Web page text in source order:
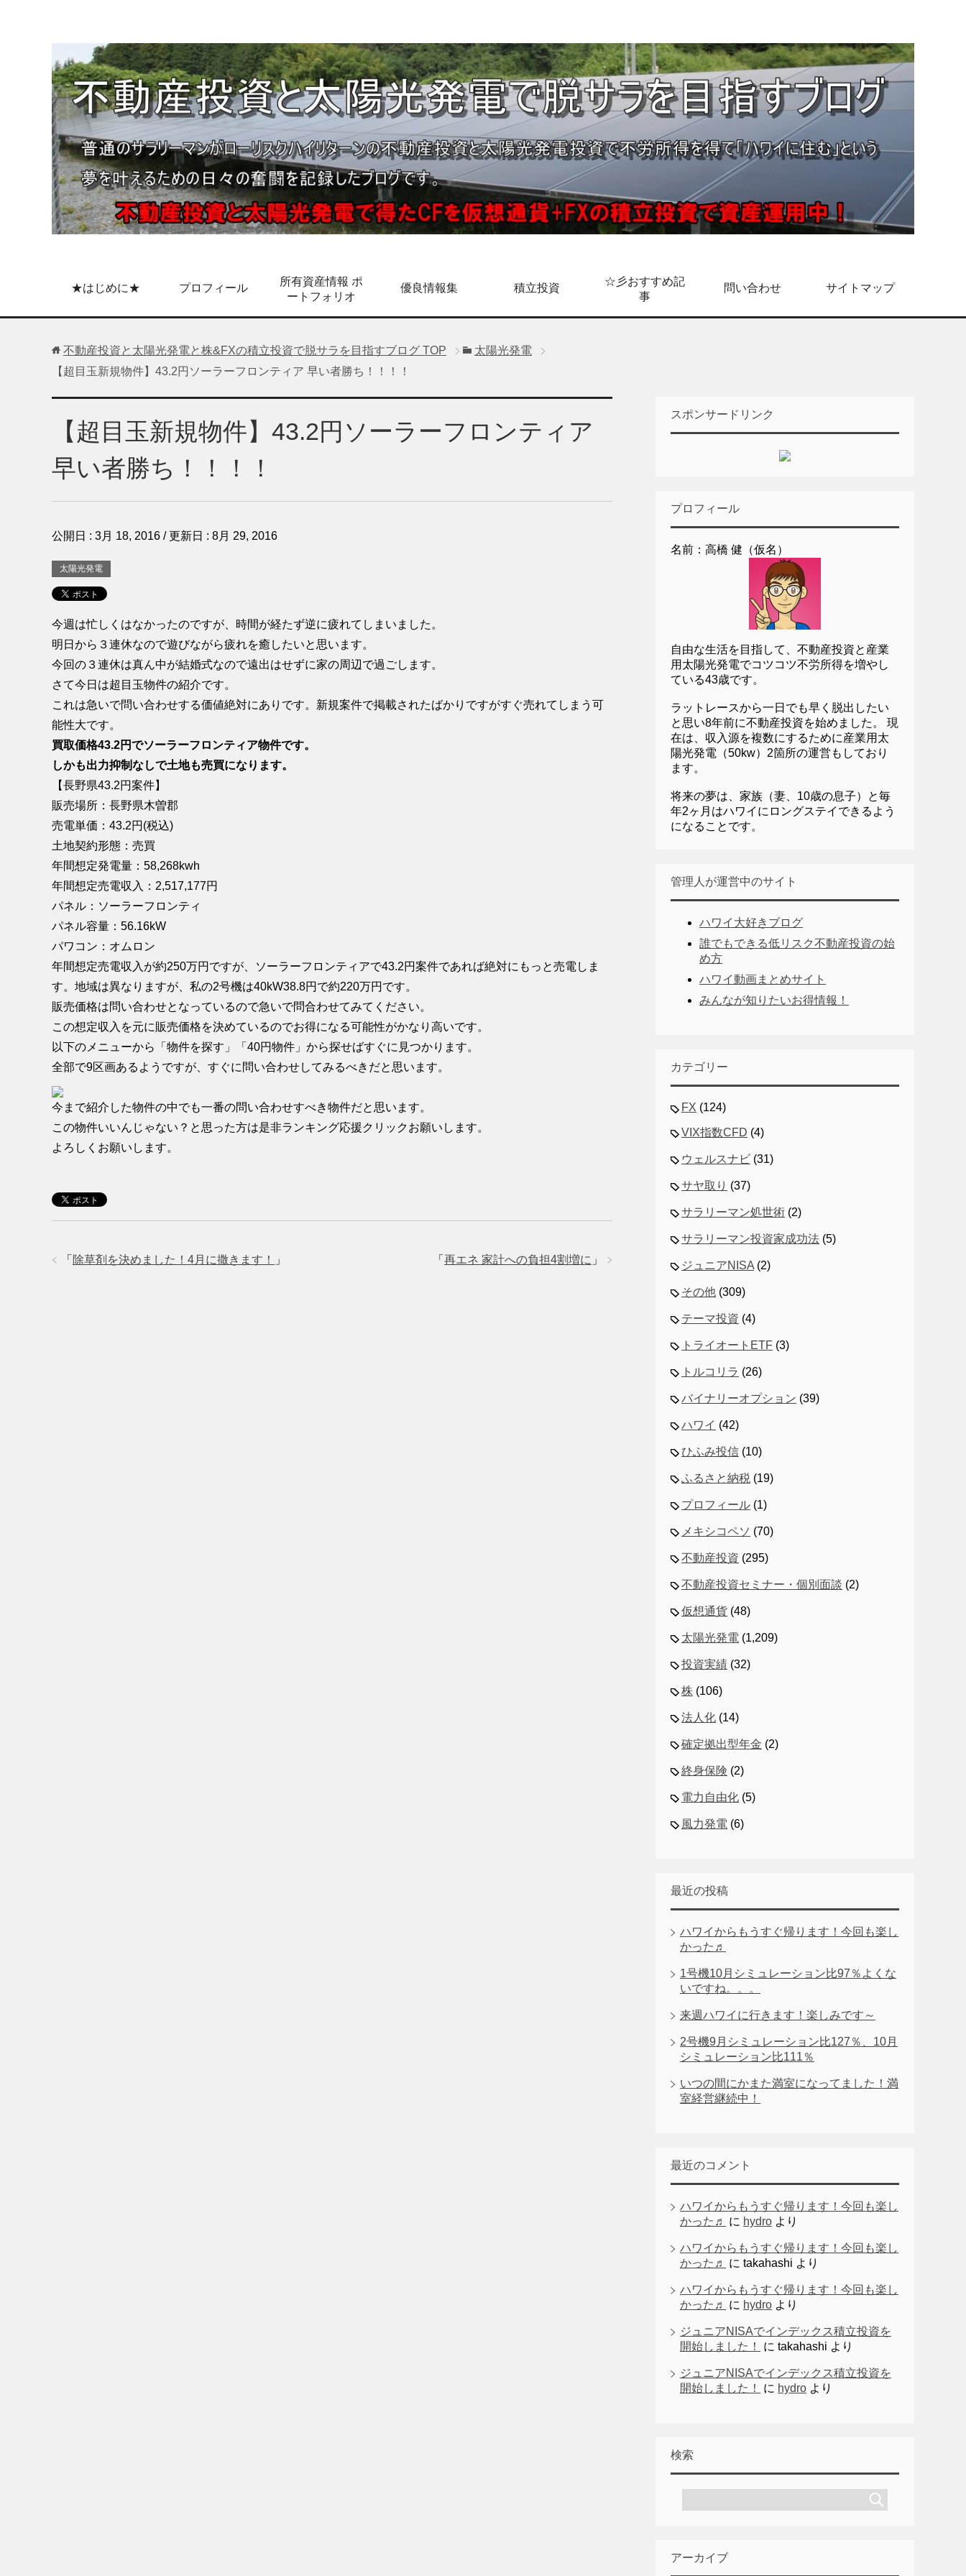
★はじめに★ プロフィール
所有資産情報 ポ
ートフォリオ
優良情報集 積立投資
☆彡おすすめ記
事
問い合わせ サイトマップ
不動産投資と太陽光発電と株&FXの積立投資で脱サラを目指すブログ TOP
太陽光発電
【超目玉新規物件】43.2円ソーラーフロンティア 早い者勝ち！！！！
【超目玉新規物件】43.2円ソーラーフロンティア
早い者勝ち！！！！
公開日 : 3月 18, 2016 / 更新日 : 8月 29, 2016
太陽光発電
今週は忙しくはなかったのですが、時間が経たず逆に疲れてしまいました。
明日から３連休なので遊びながら疲れを癒したいと思います。
今回の３連休は真ん中が結婚式なので遠出はせずに家の周辺で過ごします。
さて今日は超目玉物件の紹介です。
これは急いで問い合わせする価値絶対にありです。新規案件で掲載されたばかりですがすぐ売れてしまう可
能性大です。
買取価格43.2円でソーラーフロンティア物件です。
しかも出力抑制なしで土地も売買になります。
【長野県43.2円案件】
販売場所：長野県木曽郡
売電単価：43.2円(税込)
土地契約形態：売買
年間想定発電量：58,268kwh
年間想定売電収入：2,517,177円
パネル：ソーラーフロンティ
パネル容量：56.16kW
パワコン：オムロン
年間想定売電収入が約250万円ですが、ソーラーフロンティアで43.2円案件であれば絶対にもっと売電しま
す。地域は異なりますが、私の2号機は40kW38.8円で約220万円です。
販売価格は問い合わせとなっているので急いで問合わせてみてください。
この想定収入を元に販売価格を決めているのでお得になる可能性がかなり高いです。
以下のメニューから「物件を探す」「40円物件」から探せばすぐに見つかります。
全部で9区画あるようですが、すぐに問い合わせしてみるべきだと思います。
今まで紹介した物件の中でも一番の問い合わせすべき物件だと思います。
この物件いいんじゃない？と思った方は是非ランキング応援クリックお願いします。
よろしくお願いします。
「 再エネ 家計への負担4割増に 」
「 除草剤を決めました！4月に撒きます！ 」
スポンサードリンク
プロフィール
名前：高橋 健（仮名）
自由な生活を目指して、不動産投資と産業
用太陽光発電でコツコツ不労所得を増やし
ている43歳です。
ラットレースから一日でも早く脱出したい
と思い8年前に不動産投資を始めました。 現
在は、収入源を複数にするために産業用太
陽光発電（50kw）2箇所の運営もしており
ます。
将来の夢は、家族（妻、10歳の息子）と毎
年2ヶ月はハワイにロングステイできるよう
になることです。
管理人が運営中のサイト
ハワイ大好きブログ
誰でもできる低リスク不動産投資の始
め方
ハワイ動画まとめサイト
みんなが知りたいお得情報！
カテゴリー
FX (124)
VIX指数CFD (4)
ウェルスナビ (31)
サヤ取り (37)
サラリーマン処世術 (2)
サラリーマン投資家成功法 (5)
ジュニアNISA (2)
その他 (309)
テーマ投資 (4)
トライオートETF (3)
トルコリラ (26)
バイナリーオプション (39)
ハワイ (42)
ひふみ投信 (10)
ふるさと納税 (19)
プロフィール (1)
メキシコペソ (70)
不動産投資 (295)
不動産投資セミナー・個別面談 (2)
仮想通貨 (48)
太陽光発電 (1,209)
投資実績 (32)
株 (106)
法人化 (14)
確定拠出型年金 (2)
終身保険 (2)
電力自由化 (5)
風力発電 (6)
最近の投稿
ハワイからもうすぐ帰ります！今回も楽し
かった♬
1号機10月シミュレーション比97％よくな
いですね。。。
来週ハワイに行きます！楽しみです～
2号機9月シミュレーション比127％、10月
シミュレーション比111％
いつの間にかまた満室になってました！満
室経営継続中！
最近のコメント
ハワイからもうすぐ帰ります！今回も楽し
かった♬
に hydro より
ハワイからもうすぐ帰ります！今回も楽し
かった♬
に takahashi より
ハワイからもうすぐ帰ります！今回も楽し
かった♬
に hydro より
ジュニアNISAでインデックス積立投資を
開始しました！
に takahashi より
ジュニアNISAでインデックス積立投資を
開始しました！
に hydro より
検索
アーカイブ